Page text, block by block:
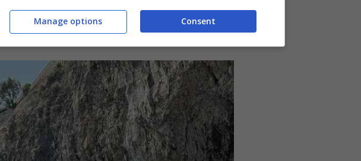
terra, a Taorminaper la precisione. Su
fan base da8,7 milioni di followers
, la
il pancione in bella vista.
Consent
Manage options